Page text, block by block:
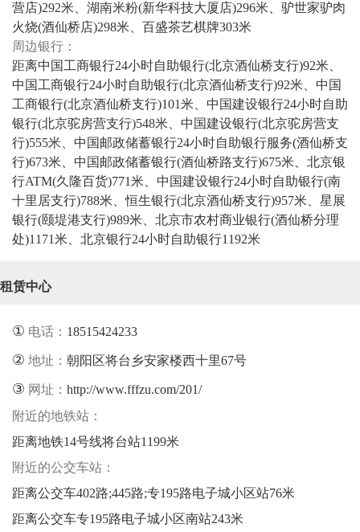
营店)292米、湖南米粉(新华科技大厦店)296米、驴世家驴肉
火烧(酒仙桥店)298米、百盛茶艺棋牌303米
周边银行：
距离中国工商银行24小时自助银行(北京酒仙桥支行)92米、
中国工商银行24小时自助银行(北京酒仙桥支行)92米、中国
工商银行(北京酒仙桥支行)101米、中国建设银行24小时自助
银行(北京驼房营支行)548米、中国建设银行(北京驼房营支
行)555米、中国邮政储蓄银行24小时自助银行服务(酒仙桥支
行)673米、中国邮政储蓄银行(酒仙桥路支行)675米、北京银
行ATM(久隆百货)771米、中国建设银行24小时自助银行(南
十里居支行)788米、恒生银行(北京酒仙桥支行)957米、星展
银行(颐堤港支行)989米、北京市农村商业银行(酒仙桥分理
处)1171米、北京银行24小时自助银行1192米
租赁中心
① 电话： 18515424233
② 地址： 朝阳区将台乡安家楼西十里67号
③ 网址： http://www.fffzu.com/201/
附近的地铁站：
距离地铁14号线将台站1199米
附近的公交车站：
距离公交车402路;445路;专195路电子城小区站76米
距离公交车专195路电子城小区南站243米